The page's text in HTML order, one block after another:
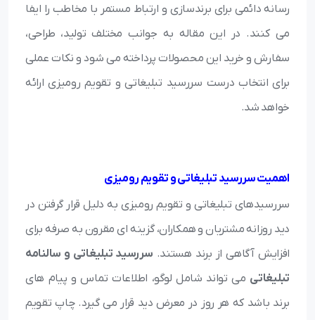
رسانه دائمی برای برندسازی و ارتباط مستمر با مخاطب را ایفا
می کنند. در این مقاله به جوانب مختلف تولید، طراحی،
سفارش و خرید این محصولات پرداخته می شود و نکات عملی
برای انتخاب درست سررسید تبلیغاتی و تقویم رومیزی ارائه
خواهد شد.
اهمیت سررسید تبلیغاتی و تقویم رومیزی
سررسیدهای تبلیغاتی و تقویم رومیزی به دلیل قرار گرفتن در
دید روزانه مشتریان و همکاران، گزینه ای مقرون به صرفه برای
افزایش آگاهی از برند هستند. سررسید تبلیغاتی و سالنامه
تبلیغاتی می تواند شامل لوگو، اطلاعات تماس و پیام های
برند باشد که هر روز در معرض دید قرار می گیرد. چاپ تقویم